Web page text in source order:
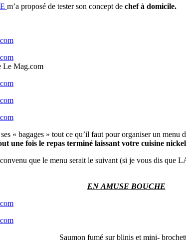
m’a proposé de tester son concept de chef à domicile.
Le Mag.com
« bagages » tout ce qu’il faut pour organiser un
une fois le repas terminé laissant votre cuisine nickel
que le menu serait le suivant (si je vous dis que
EN AMUSE BOUCHE
Saumon fumé sur blinis et mini-